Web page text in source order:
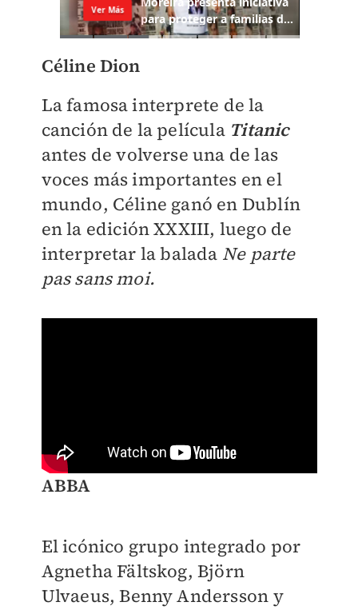
Céline Dion
La famosa interprete de la
canción de la película Titanic
antes de volverse una de las
voces más importantes en el
mundo, Céline ganó en Dublín
en la edición XXXIII, luego de
interpretar la balada Ne parte
pas sans moi.
ABBA
El icónico grupo integrado por
Agnetha Fältskog, Björn
Ulvaeus, Benny Andersson y